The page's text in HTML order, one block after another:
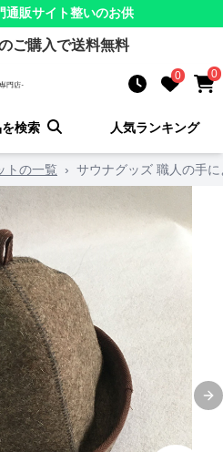
通販サイト整いのお供
ご購入で送料無料
0 0
検索 人気ランキング
トの一覧 › サウナグッズ 職人の手